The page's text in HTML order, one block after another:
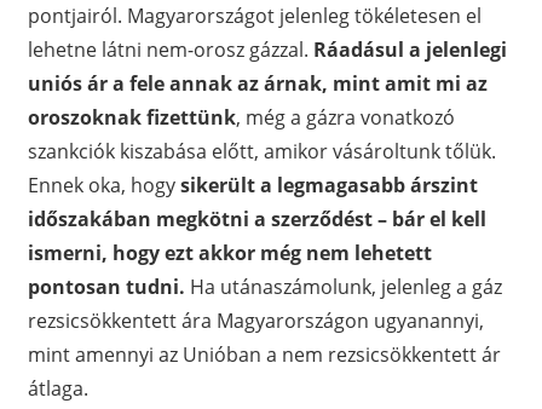
pontjairól. Magyarországot jelenleg tökéletesen el
lehetne látni nem-orosz gázzal. Ráadásul a jelenlegi
uniós ár a fele annak az árnak, mint amit mi az
oroszoknak fizettünk, még a gázra vonatkozó
szankciók kiszabása előtt, amikor vásároltunk tőlük.
Ennek oka, hogysikerült a legmagasabb árszint
időszakában megkötni a szerződést – bár el kell
ismerni, hogy ezt akkor még nem lehetett
pontosan tudni. Ha utánaszámolunk, jelenleg a gáz
rezsicsökkentett ára Magyarországon ugyanannyi,
mint amennyi az Unióban a nem rezsicsökkentett ár
átlaga.